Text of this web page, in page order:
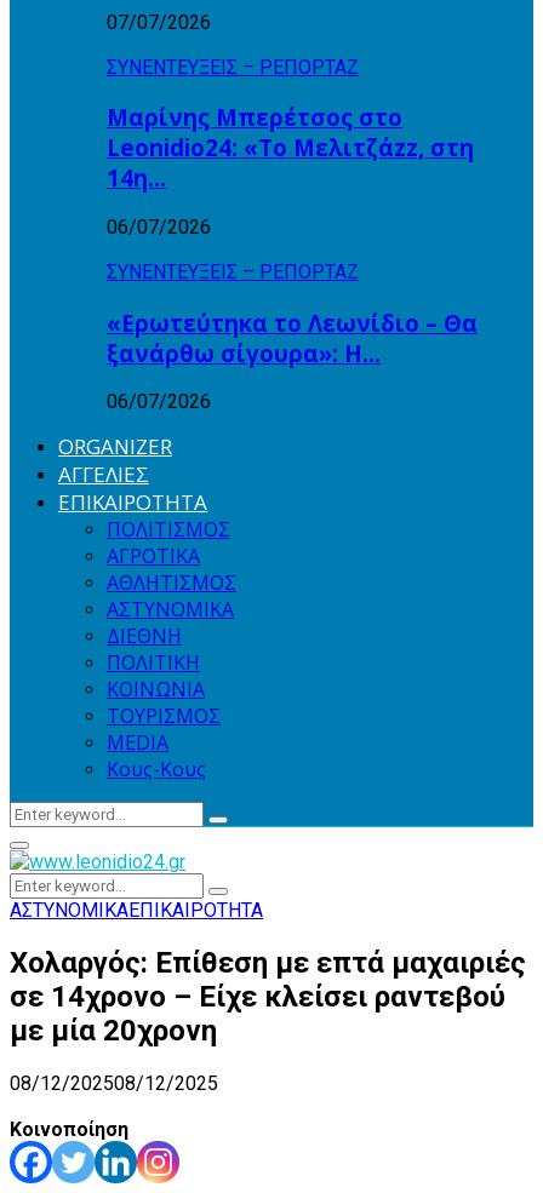
07/07/2026
ΣΥΝΕΝΤΕΥΞΕΙΣ – ΡΕΠΟΡΤΑΖ
Μαρίνης Μπερέτσος στο
Leonidio24: «Το Μελιτζάzz, στη
14η…
06/07/2026
ΣΥΝΕΝΤΕΥΞΕΙΣ – ΡΕΠΟΡΤΑΖ
«Ερωτεύτηκα το Λεωνίδιο – Θα
ξανάρθω σίγουρα»: Η…
06/07/2026
ORGANIZER
ΑΓΓΕΛΙΕΣ
ΕΠΙΚΑΙΡΟΤΗΤΑ
ΠΟΛΙΤΙΣΜΟΣ
ΑΓΡΟΤΙΚΑ
ΑΘΛΗΤΙΣΜΟΣ
ΑΣΤΥΝΟΜΙΚΑ
ΔΙΕΘΝΗ
ΠΟΛΙΤΙΚΗ
ΚΟΙΝΩΝΙΑ
ΤΟΥΡΙΣΜΟΣ
MEDIA
Κους-Κους
Search
Search
Primary
Menu
Search
for:
Search
ΑΣΤΥΝΟΜΙΚΑΕΠΙΚΑΙΡΟΤΗΤΑ
Χολαργός: Επίθεση με επτά μαχαιριές
σε 14χρονο – Είχε κλείσει ραντεβού
με μία 20χρονη
08/12/202508/12/2025
Κοινοποίηση